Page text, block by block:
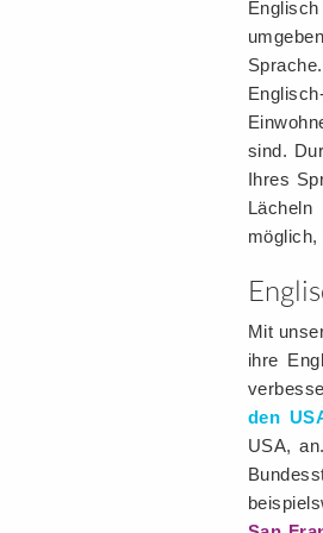
sind.
Ihres
möglich,
Mit
ihre
den
USA,